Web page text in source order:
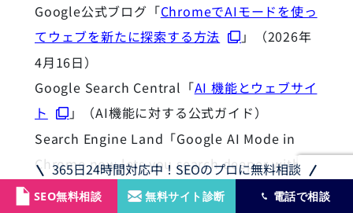
365日24時間対応中！SEOのプロに無料相談
SEO無料相談 無料サイト診断 電話で相談
Google公式ブログ「ChromeでAIモードを使っ
てウェブを新たに探索する方法
」（2026年
4月16日）
Google Search Central「AI 機能とウェブサイ
ト
」（AI機能に対する公式ガイド）
Search Engine Land「Google AI Mode in
Chrome now lets you search deeper with
fewer tabs」（2026年4月16日）